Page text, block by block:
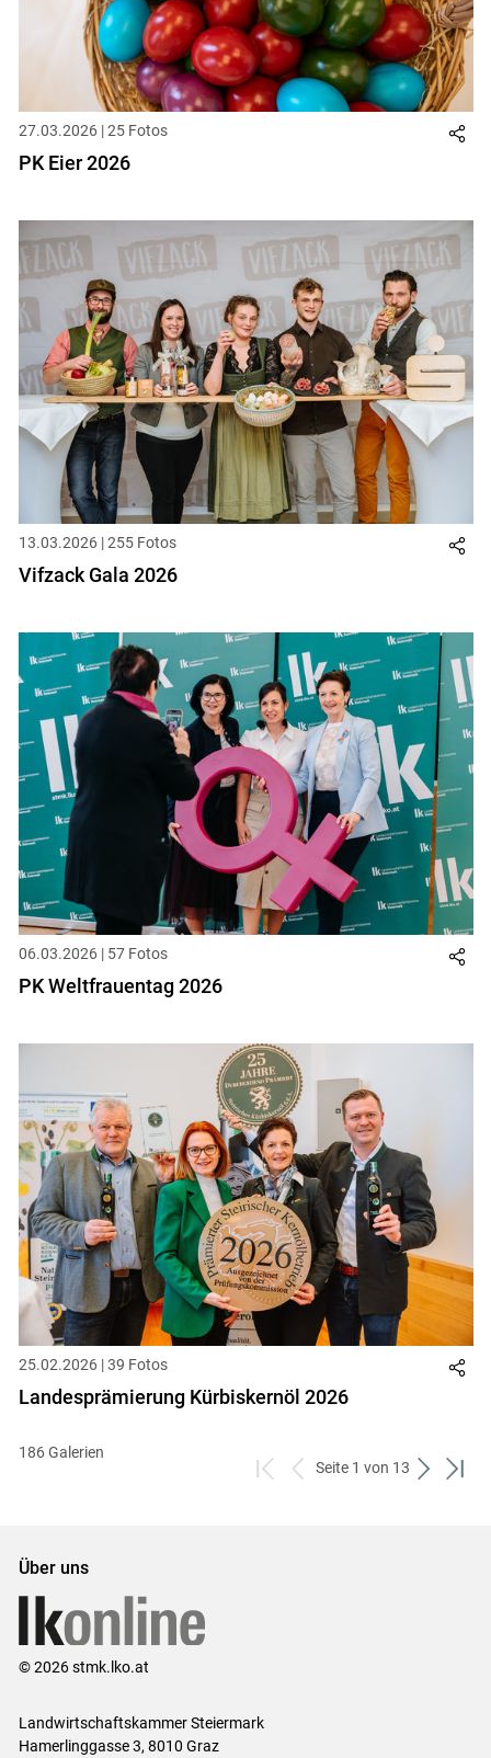
27.03.2026 | 25 Fotos
PK Eier 2026
13.03.2026 | 255 Fotos
Vifzack Gala 2026
06.03.2026 | 57 Fotos
PK Weltfrauentag 2026
25.02.2026 | 39 Fotos
Landesprämierung Kürbiskernöl 2026
zum
zurück
Seite 1 von 13
weiterzum
186 Galerien
Über uns
© 2026 stmk.lko.at
Landwirtschaftskammer Steiermark
Hamerlinggasse 3, 8010 Graz